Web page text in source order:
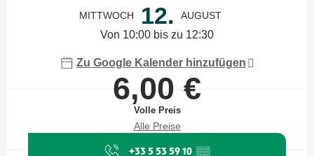
MITTWOCH 12. AUGUST
Von 10:00 bis zu 12:30
Zu Google Kalender hinzufügen
6,00 €
Volle Preis
Alle Preise
+33 5 53 59 10 ▒▒